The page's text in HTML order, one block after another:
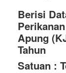
Berisi
Apung
Tahun
Satuan :